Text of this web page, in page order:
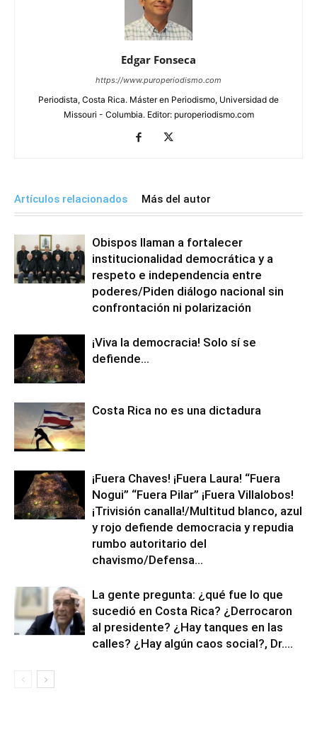
Edgar Fonseca
https://www.puroperiodismo.com
Periodista, Costa Rica. Máster en Periodismo, Universidad de
Missouri - Columbia. Editor: puroperiodismo.com
Artículos relacionados Más del autor
Obispos llaman a fortalecer
institucionalidad democrática y a
respeto e independencia entre
poderes/Piden diálogo nacional sin
confrontación ni polarización
¡Viva la democracia! Solo sí se
defiende…
Costa Rica no es una dictadura
¡Fuera Chaves! ¡Fuera Laura! “Fuera
Nogui” “Fuera Pilar” ¡Fuera Villalobos!
¡Trivisión canalla!/Multitud blanco, azul
y rojo defiende democracia y repudia
rumbo autoritario del
chavismo/Defensa...
La gente pregunta: ¿qué fue lo que
sucedió en Costa Rica? ¿Derrocaron
al presidente? ¿Hay tanques en las
calles? ¿Hay algún caos social?, Dr....